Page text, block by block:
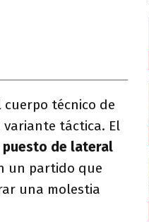
técnico de
táctica. El
puesto de lateral
un partido que
una molestia